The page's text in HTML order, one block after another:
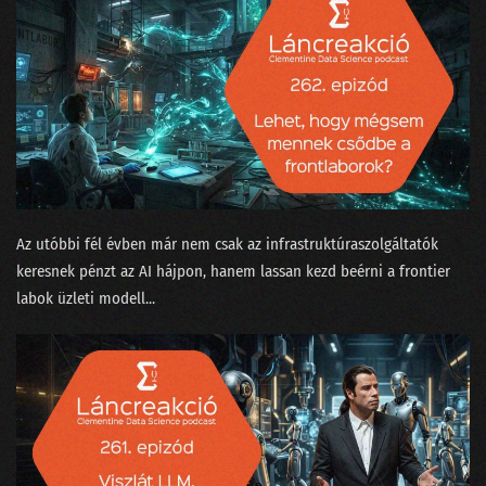
177 - Ki tanította a ChatGPT-t beszélgetni?
176 - Van-e kilincs a Komplex Rendszerek Tanszékén?
175 - Aprópénzre váltott LLM, ahogy a nagyok képzelik
174 - Bayesiánus hajókatasztrófa és az USA elnökválasztása
173 - EESZT - Adathorror és a hosszú élet záloga egyszerre
172 - Benzinvér és villanyroller
171 - Karrierváltás a növényi tej hiánya miatt?
170 - A milliárdos matematikus, aki nem hordott zoknit
169 - Az önprogramozó coder-segéd és a technobióták
168 - Agyunkra megy a Neuralink
167 - Rossz-e a világ legjobb AI jogszabálya?
Az utóbbi fél évben már nem csak az infrastruktúraszolgáltatók
keresnek pénzt az AI hájpon, hanem lassan kezd beérni a frontier
labok üzleti modell...